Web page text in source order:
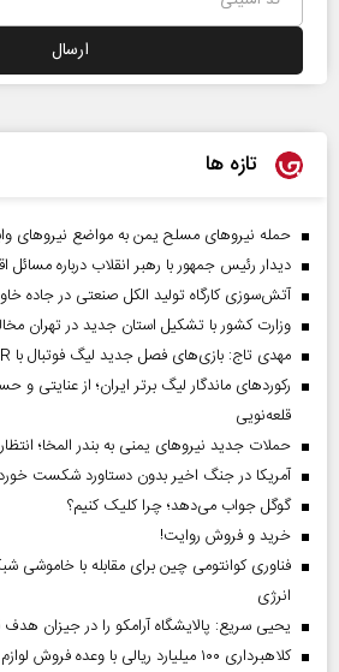
تازه ها
حمله نیروهای مسلح یمن به مواضع نیروهای
دیدار رئیس‌ جمهور با رهبر انقلاب درباره
آتش‌سوزی کارگاه تولید الکل صنعتی در جاده
وزارت کشور با تشکیل استان جدید در تهران
مهدی تاج: بازی‌های فصل جدید لیگ فوتبال با VAR برگزار می‌شود
رکورد‌های ماندگار لیگ برتر ایران؛ از عنایتی
قلعه‌نویی
حملات جدید نیروهای یمنی به بندر المخا؛ انتظار
آمریکا در جنگ اخیر بدون دستاورد شکست
گوگل جواب می‌دهد؛ چرا کلیک کنیم؟
خرید و فروش روایت!
فناوری کوانتومی چین برای مقابله با خاموشی
انرژی
یحیی سریع: پالایشگاه آرامکو را در جیزان هدف
کلاهبرداری ۱۰۰ میلیارد ریالی با وعده فروش لوازم خانگی نصف قیمت!